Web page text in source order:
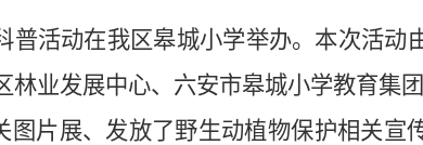
普活动在我区皋城小学举办。本次活动
业发展中心、六安市皋城小学教育集团
片展、发放了野生动植物保护相关宣